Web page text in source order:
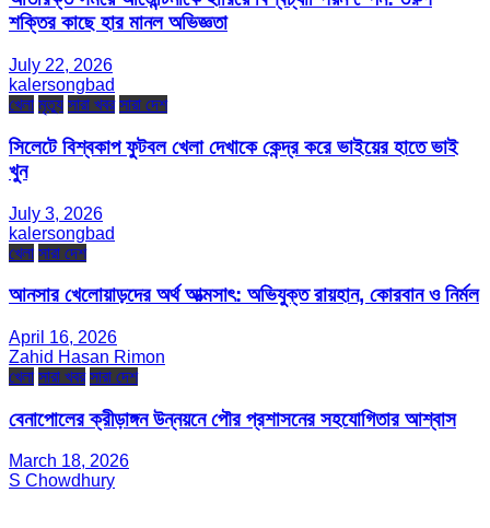
শক্তির কাছে হার মানল অভিজ্ঞতা
July 22, 2026
kalersongbad
খেলা মৃত্যু সারা খবর সারা দেশ
সিলেটে বিশ্বকাপ ফুটবল খেলা দেখাকে কেন্দ্র করে ভাইয়ের হাতে ভাই
খুন
July 3, 2026
kalersongbad
খেলা সারা দেশ
আনসার খেলোয়াড়দের অর্থ আত্মসাৎ: অভিযুক্ত রায়হান, কোরবান ও নির্মল
April 16, 2026
Zahid Hasan Rimon
খেলা সারা খবর সারা দেশ
বেনাপোলের ক্রীড়াঙ্গন উন্নয়নে পৌর প্রশাসনের সহযোগিতার আশ্বাস
March 18, 2026
S Chowdhury